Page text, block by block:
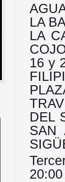
LA
LA
16 y
DEL
SAN